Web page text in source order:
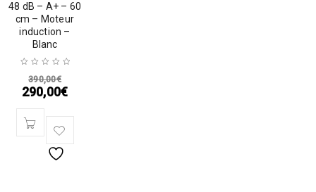
48 dB – A+ – 60
cm – Moteur
induction –
Blanc
390,00€
290,00€